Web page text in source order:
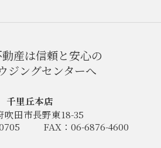
産は信頼と安心の
ジングセンターへ
千里丘本店
吹田市長野東18-35
FAX：06-6876-4600